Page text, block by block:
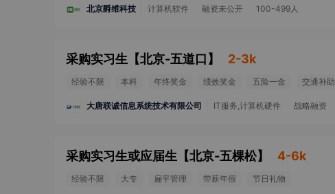
北京爵维科技 计算机软件 融资未公开 100-499人
采购实习生 【北京-五道口 】 2-3k
经验不限 本科 年终奖金 绩效奖金 五险一金 交通补助
大唐联诚信息系统技术有限公司 IT服务,计算机硬件 战略融资
采购实习生或应届生 【北京-五棵松】 4-6k
经验不限 大专 扁平管理 带薪年假 节日礼物